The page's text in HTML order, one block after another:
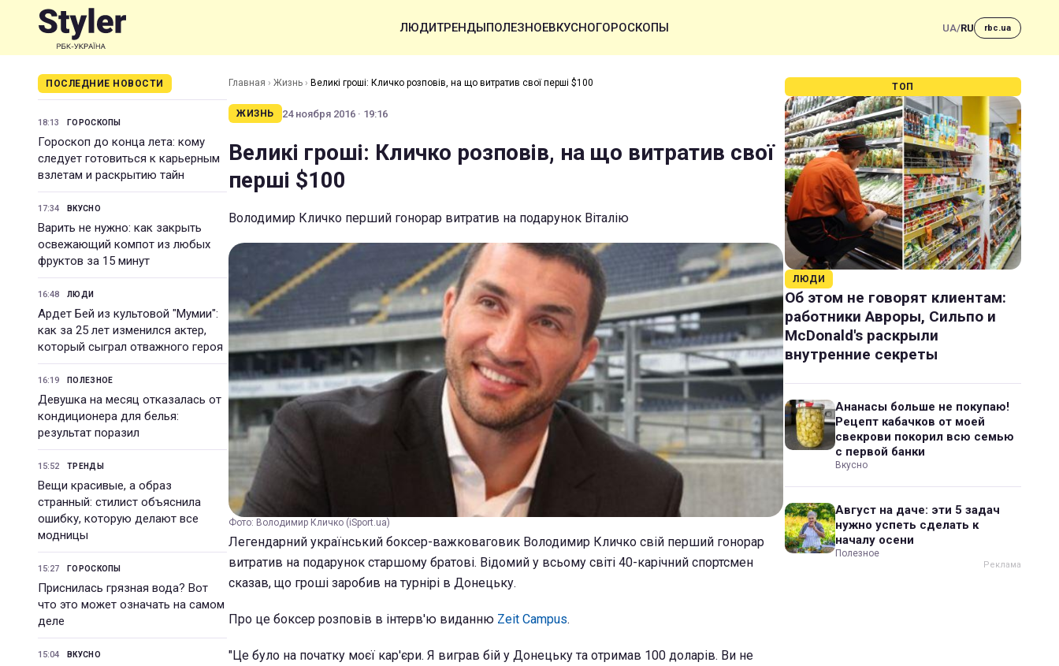
ЛЮДИТРЕНДЫПОЛЕЗНОЕВКУСНОГОРОСКОПЫ UA/RU rbc.ua
ПОСЛЕДНИЕ НОВОСТИ
18:13 ГОРОСКОПЫ
Гороскоп до конца лета: кому
следует готовиться к карьерным
взлетам и раскрытию тайн
17:34 ВКУСНО
Варить не нужно: как закрыть
освежающий компот из любых
фруктов за 15 минут
16:48 ЛЮДИ
Ардет Бей из культовой "Мумии":
как за 25 лет изменился актер,
который сыграл отважного героя
16:19 ПОЛЕЗНОЕ
Девушка на месяц отказалась от
кондиционера для белья:
результат поразил
15:52 ТРЕНДЫ
Вещи красивые, а образ
странный: стилист объяснила
ошибку, которую делают все
модницы
15:27 ГОРОСКОПЫ
Приснилась грязная вода? Вот
что это может означать на самом
деле
15:04 ВКУСНО
Главная › Жизнь › Великі гроші: Кличко розповів, на що витратив свої перші $100
ЖИЗНЬ 24 ноября 2016 · 19:16
Великі гроші: Кличко розповів, на що витратив свої
перші $100
Володимир Кличко перший гонорар витратив на подарунок Віталію
Фото: Володимир Кличко (iSport.ua)
Легендарний український боксер-важковаговик Володимир Кличко свій перший гонорар
витратив на подарунок старшому братові. Відомий у всьому світі 40-карічний спортсмен
сказав, що гроші заробив на турнірі в Донецьку.
Про це боксер розповів в інтерв'ю виданню Zeit Campus.
"Це було на початку моєї кар'єри. Я виграв бій у Донецьку та отримав 100 доларів. Ви не
ТОП
ЛЮДИ
Об этом не говорят клиентам:
работники Авроры, Сильпо и
McDonald's раскрыли
внутренние секреты
Ананасы больше не покупаю!
Рецепт кабачков от моей
свекрови покорил всю семью
с первой банки
Вкусно
Август на даче: эти 5 задач
нужно успеть сделать к
началу осени
Полезное